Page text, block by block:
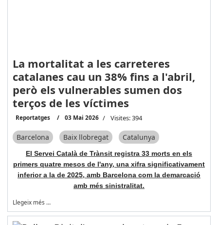
La mortalitat a les carreteres
catalanes cau un 38% fins a l'abril,
però els vulnerables sumen dos
terços de les víctimes
Reportatges 03 Mai 2026 Visites: 394
Barcelona Baix llobregat Catalunya
El Servei Català de Trànsit registra 33 morts en els
primers quatre mesos de l'any, una xifra significativament
inferior a la de 2025, amb Barcelona com la demarcació
amb més sinistralitat.
Llegeix més …